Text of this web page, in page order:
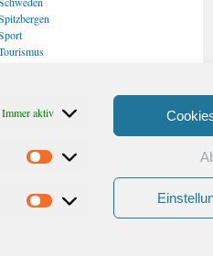
Immer aktiv
Statistiken
Marketing
Vulkanismus/ Erdbeben